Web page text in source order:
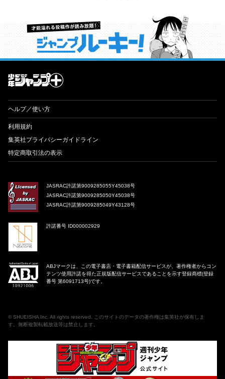
才能溢れる投稿作が読み放題！ ジャンプルーキー！
ヘルプ／使い方
利用規約
集英社プライバシーガイドライン
特定商取引法の表示
JASRAC許諾第9009285055Y45038号
JASRAC許諾第9009285050Y45038号
JASRAC許諾第9009285049Y43128号
許諾番号 ID000002929
ABJマークは、この電子書店・電子書籍配信サービスが、著作権者からコン
テンツ使用許諾を得た正規版配信サービスであることを示す登録商標(登録
番号 第6091713号)です。
© SHUEISHA Inc. All rights reserved. このサイトのデータの著作権は集英社が保有しま
す。無断複製転載放送等は禁止します。